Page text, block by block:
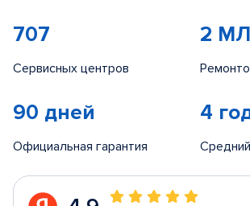
707
Сервисных центров
2
90 дней
Официальная гарантия
4